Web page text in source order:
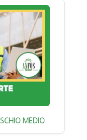
MEDIO